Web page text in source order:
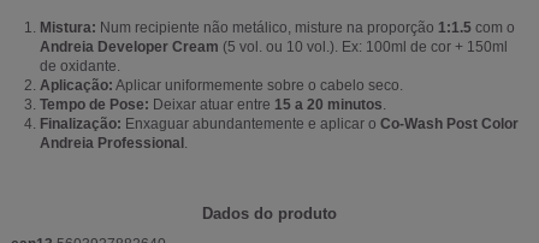
Mistura: Num recipiente não metálico, misture na proporção 1:1.5 com o
Andreia Developer Cream (5 vol. ou 10 vol.). Ex: 100ml de cor + 150ml
de oxidante.
Aplicação: Aplicar uniformemente sobre o cabelo seco.
Tempo de Pose: Deixar atuar entre 15 a 20 minutos
Finalização: Enxaguar abundantemente e aplicar o Co-Wash Post Color
Andreia Professional
Dados do produto